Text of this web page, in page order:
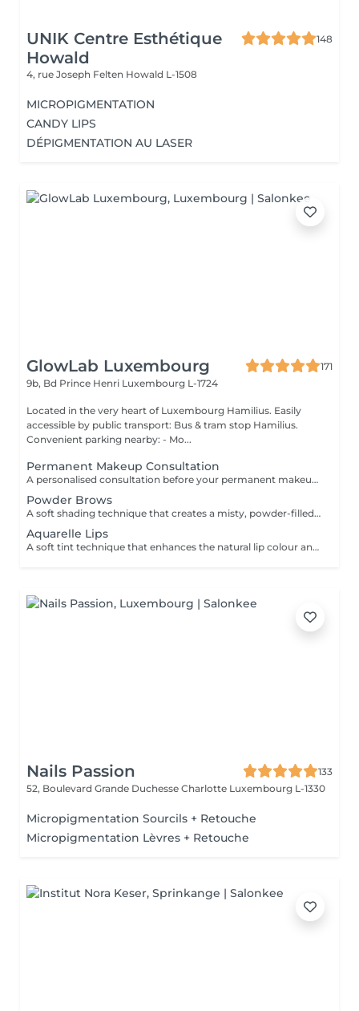
UNIK Centre Esthétique
Howald
148
4, rue Joseph Felten Howald L-1508
MICROPIGMENTATION
CANDY LIPS
DÉPIGMENTATION AU LASER
GlowLab Luxembourg
171
9b, Bd Prince Henri Luxembourg L-1724
Located in the very heart of Luxembourg Hamilius. Easily
accessible by public transport: Bus & tram stop Hamilius.
Convenient parking nearby: - Mo...
Permanent Makeup Consultation
A personalised consultation before your permanent makeup procedure, focused on creating a precise and natural result tailored to your features. We assess facial proportions, skin type, and desired outcome, and define the ideal shape and pigment to ensure a refined, balanced look. WHAT IS INCLUDED: - Face analysis and aesthetic assessment - Shape design and correction - Pigment selection - Procedure and healing guidance IMPORTANT: Complimentary consultation. Can be performed on the same day as the procedure.
Powder Brows
A soft shading technique that creates a misty, powder-filled effect, similar to lightly filled-in brows. Enhances shape, adds density, and delivers a clean, well-defined yet natural look. DURATION & MAINTENANCE: - Results last approximately 1-2 years, depending on skin type and lifestyle - A Touch-Up Session is required after 4-6 weeks to refine the shape and colour - Annual refresh is recommended to maintain optimal results BENEFITS: - Soft, natural definition - Fuller-looking brows - Long-lasting result - Low-maintenance routine INDICATIONS: - Sparse or uneven brows - Lack of definition - Desire for a soft makeup effect CONTRAINDICATIONS: - Pregnancy and breastfeeding - Active skin conditions - Open wounds in the area - Blood clotting disorders POST-CARE: - Avoid water and sweating for several days - Do not touch or pick the area - Apply recommended healing products - Avoid sun exposure during healing.
Aquarelle Lips
A soft tint technique that enhances the natural lip colour and shape with a sheer, translucent finish. Creates a fresh, hydrated, and naturally defined look. DURATION & MAINTENANCE: - Results last approximately 2-3 years - A Touch-Up Session is required after 4-6 weeks - Annual refresh is recommended BENEFITS: - Natural colour enhancement - Improved lip symmetry - Fresh, hydrated appearance - Long-lasting result INDICATIONS: - Pale or uneven lip colour - Lack of definition - Desire for natural enhancement CONTRAINDICATIONS: - Active herpes or infections - Pregnancy and breastfeeding - Irritation or damaged skin PRE-TREATMENT RECOMMENDATIONS: - It is recommended to take antiviral medication for 3 days prior to the procedure if prone to cold sores (herpes) - Avoid alcohol and blood-thinning medications 24-48 hours before treatment - Avoid lip irritation or aggressive treatments before the session POST-CARE: - Keep lips moisturised - Avoid spicy and hot foods - Do not peel the skin - Use SPF after healing
Nails Passion
133
52, Boulevard Grande Duchesse Charlotte Luxembourg L-1330
Micropigmentation Sourcils + Retouche
Micropigmentation Lèvres + Retouche